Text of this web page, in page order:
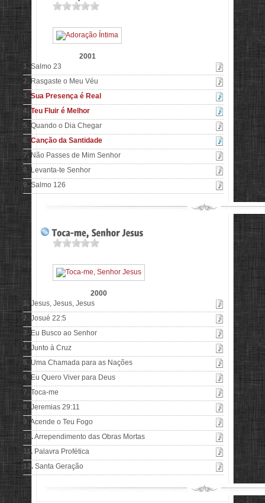
2001
1. Salmo 23
2. Rasgaste o Meu Véu
3. Sua Presença é Real
4. Teu Fluir é Melhor
5. Quando o Dia Chegar
6. Canção da Santidade
7. Não Passes de Mim Senhor
8. Levanta-te Senhor
9.Salmo 126
2000
1. Jesus, Jesus, Jesus
2. Josué 22:5
3. Eu Busco ao Senhor
4. Junto à Cruz
5. Uma Chamada para as Nações
6. Eu Quero Viver para Deus
7. Toca-me
8. Jeremias 29:11
9. Acende o Teu Fogo
10.Arrependimento das Obras Mortas
11. Palavra Profética
12. Santa Geração